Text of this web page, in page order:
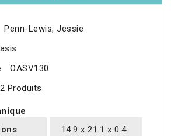
Penn-Lewis, Jessie
OASV130
2 Produits
14.9 x 21.1 x 0.4